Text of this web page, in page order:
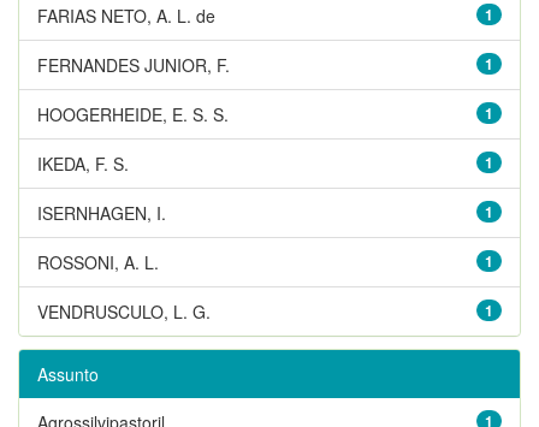
1
FARIAS NETO, A. L. de
1
FERNANDES JUNIOR, F.
1
HOOGERHEIDE, E. S. S.
1
IKEDA, F. S.
1
ISERNHAGEN, I.
1
ROSSONI, A. L.
1
VENDRUSCULO, L. G.
Assunto
1
Agrossilvipastoril